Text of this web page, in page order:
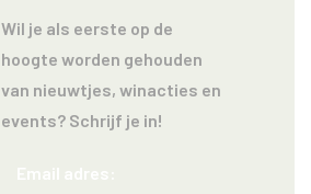
Wil je als eerste op de
hoogte worden gehouden
van nieuwtjes, winacties en
events? Schrijf je in!